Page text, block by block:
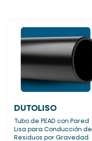
DUTOLISO
Tubo de PEAD con Pared
Lisa para Conducción de
Residuos por Gravedad